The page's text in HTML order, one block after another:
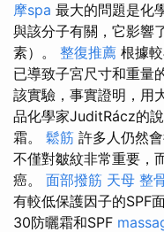
摩spa 最大的問題是化
與該分子有關，它影響
素）。 整復推薦 根據
已導致子宮尺寸和重量
該實驗，事實證明，用
品化學家JuditRácz的
霜。 鬆筋 許多人仍然
不僅對皺紋非常重要，
癌。 面部撥筋 天母 整
有較低保護因子的SPF
30防曬霜和SPF